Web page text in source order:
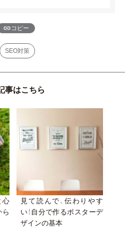
コピー
SEO対策
事はこちら
心
ら
見て読んで、伝わりやす
い！自分で作るポスターデ
ザインの基本